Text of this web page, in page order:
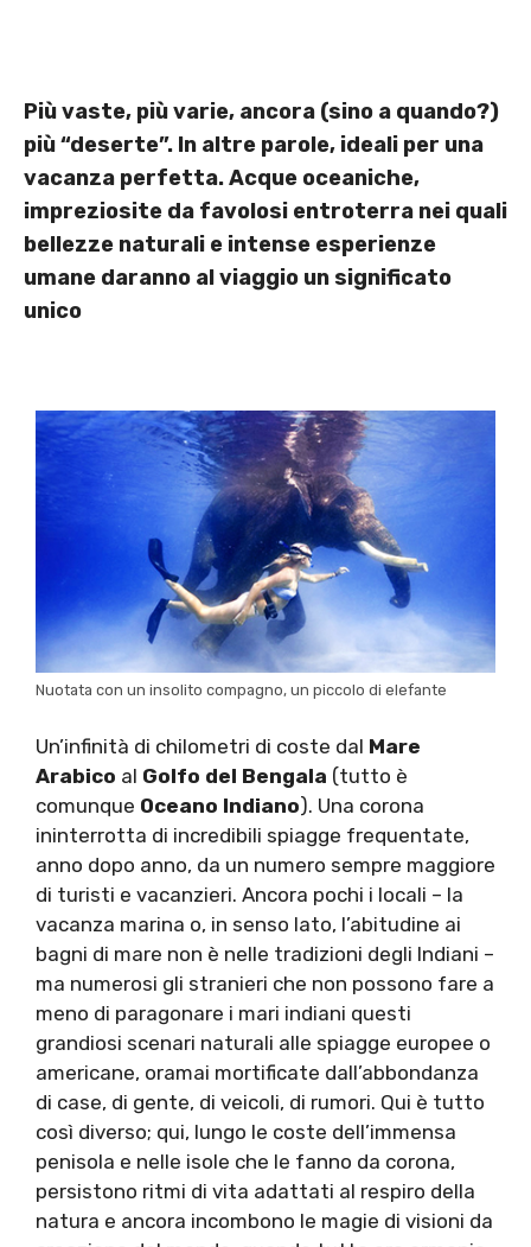
Più vaste, più varie, ancora (sino a quando?)
più “deserte”. In altre parole, ideali per una
vacanza perfetta. Acque oceaniche,
impreziosite da favolosi entroterra nei quali
bellezze naturali e intense esperienze
umane daranno al viaggio un significato
unico
Nuotata con un insolito compagno, un piccolo di elefante
Un’infinità di chilometri di coste dal Mare
Arabico al Golfo del Bengala (tutto è
comunque Oceano Indiano). Una corona
ininterrotta di incredibili spiagge frequentate,
anno dopo anno, da un numero sempre maggiore
di turisti e vacanzieri. Ancora pochi i locali – la
vacanza marina o, in senso lato, l’abitudine ai
bagni di mare non è nelle tradizioni degli Indiani –
ma numerosi gli stranieri che non possono fare a
meno di paragonare i mari indiani questi
grandiosi scenari naturali alle spiagge europee o
americane, oramai mortificate dall’abbondanza
di case, di gente, di veicoli, di rumori. Qui è tutto
così diverso; qui, lungo le coste dell’immensa
penisola e nelle isole che le fanno da corona,
persistono ritmi di vita adattati al respiro della
natura e ancora incombono le magie di visioni da